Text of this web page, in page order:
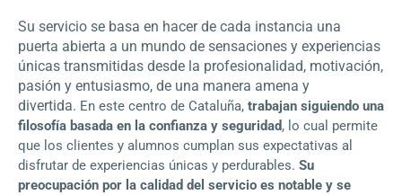
Su servicio se basa en hacer de cada instancia una
puerta abierta a un mundo de sensaciones y experiencias
únicas transmitidas desde la profesionalidad, motivación,
pasión y entusiasmo, de una manera amena y
divertida. En este centro de Cataluña, trabajan siguiendo una
filosofía basada en la confianza y seguridad, lo cual permite
que los clientes y alumnos cumplan sus expectativas al
disfrutar de experiencias únicas y perdurables. Su
preocupación por la calidad del servicio es notable y se